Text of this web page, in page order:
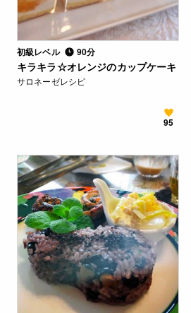
初級レベル 90分
キラキラ☆オレンジのカップケーキ
サロネーゼレシピ
95